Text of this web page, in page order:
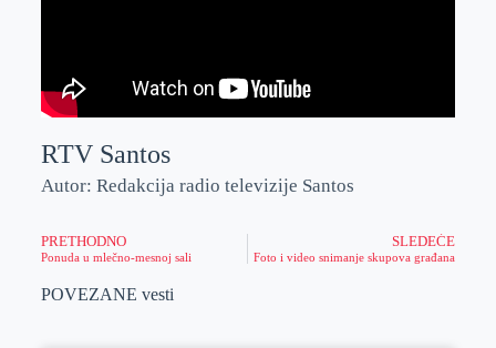
RTV Santos
Autor: Redakcija radio televizije Santos
PRETHODNO
Ponuda u mlečno-mesnoj sali
SLEDEĆE
Foto i video snimanje skupova građana
POVEZANE vesti